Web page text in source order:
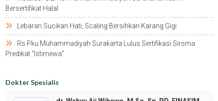
Bersertifikat Halal
Lebaran Sucikan Hati, Scaling Bersihkan Karang Gigi
Rs Pku Muhammadiyah Surakarta Lulus Sertifikasi Sirsma
Predikat “istimewa”
Dokter Spesialis